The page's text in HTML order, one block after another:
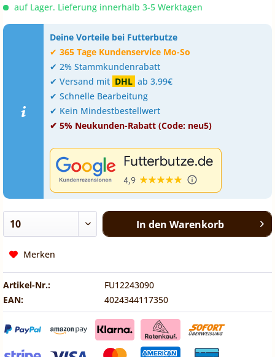
auf Lager. Lieferung innerhalb 3-5 Werktagen
Deine Vorteile bei Futterbutze
✔ 365 Tage Kundenservice Mo-So
✔ 2% Stammkundenrabatt
✔ Versand mit DHL ab 3,99€
✔ Schnelle Bearbeitung
✔ Kein Mindestbestellwert
✔ 5% Neukunden-Rabatt (Code: neu5)
In den Warenkorb
Merken
Artikel-Nr.:
FU12243090
EAN:
4024344117350